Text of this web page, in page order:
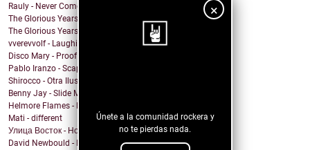
×
Únete a la comunidad rockera y
no te pierdas nada.
Rauly - Never Come Back
The Glorious Years - Cosmic Behaviour
The Glorious Years - Sweet Imperfections
vverevvolf - Laughing Til I Cry
Disco Mary - Proof
Pablo Iranzo - Scapegoat (Single Edit)
Shirocco - Otra Ilusión
Benny Jay - Slide My Way
Helmore Flames - E Pluribus Unum
Mati - different
Улица Восток - Ночь
David Newbould - Into The Deep